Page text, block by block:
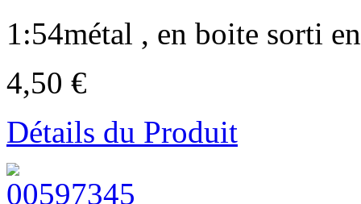
1:54métal , en boite sorti
4,50 €
Détails du Produit